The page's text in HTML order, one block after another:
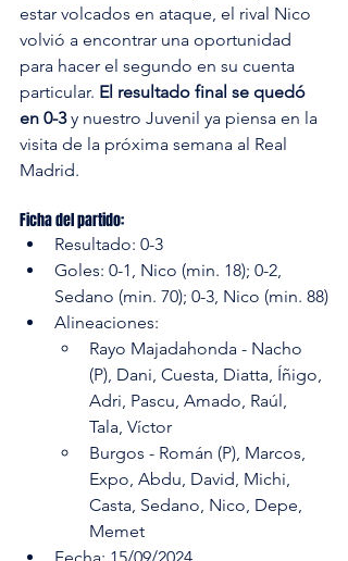
estar volcados en ataque, el rival Nico
volvió a encontrar una oportunidad
para hacer el segundo en su cuenta
particular. El resultado final se quedó
en 0-3 y nuestro Juvenil ya piensa en la
visita de la próxima semana al Real
Madrid.
Ficha del partido:
Resultado: 0-3
Goles: 0-1, Nico (min. 18); 0-2,
Sedano (min. 70); 0-3, Nico (min. 88)
Alineaciones:
Rayo Majadahonda - Nacho
(P), Dani, Cuesta, Diatta, Íñigo,
Adri, Pascu, Amado, Raúl,
Tala, Víctor
Burgos - Román (P), Marcos,
Expo, Abdu, David, Michi,
Casta, Sedano, Nico, Depe,
Memet